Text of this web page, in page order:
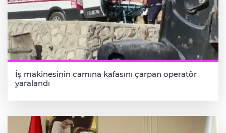
İş makinesinin camına kafasını çarpan operatör
yaralandı